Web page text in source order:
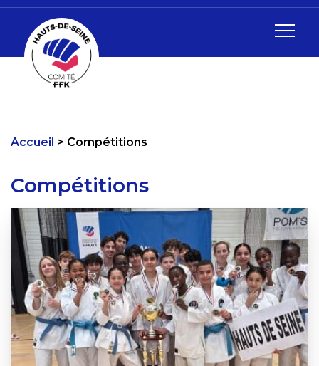
Accueil Compétitions
Compétitions